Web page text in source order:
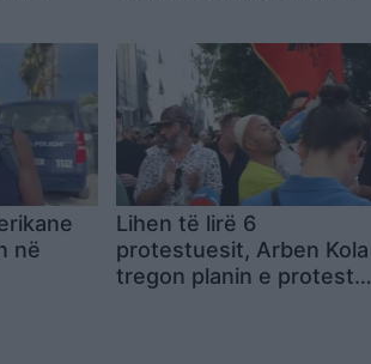
rëndë ndërsa 5 të tjerë
janë në operim
në
Lihen të lirë 6
protestuesit, Arben Kola
tregon planin e protestës